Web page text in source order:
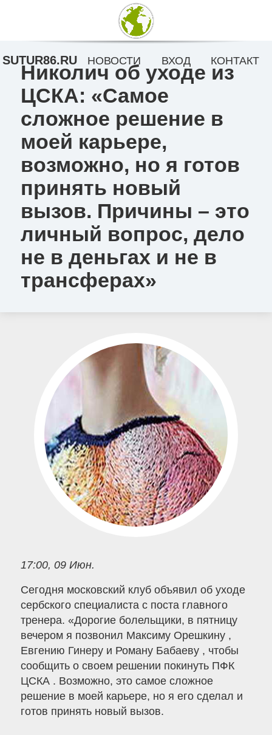
Николич об уходе из
ЦСКА: «Самое
сложное решение в
моей карьере,
возможно, но я готов
принять новый
вызов. Причины – это
личный вопрос, дело
не в деньгах и не в
трансферах»
17:00, 09 Июн.
Сегодня московский клуб объявил об уходе
сербского специалиста с поста главного
тренера. «Дорогие болельщики, в пятницу
вечером я позвонил Максиму Орешкину ,
Евгению Гинеру и Роману Бабаеву , чтобы
сообщить о своем решении покинуть ПФК
ЦСКА . Возможно, это самое сложное
решение в моей карьере, но я его сделал и
готов принять новый вызов.
SUTUR86.RU НОВОСТИ ВХОД КОНТАКТ